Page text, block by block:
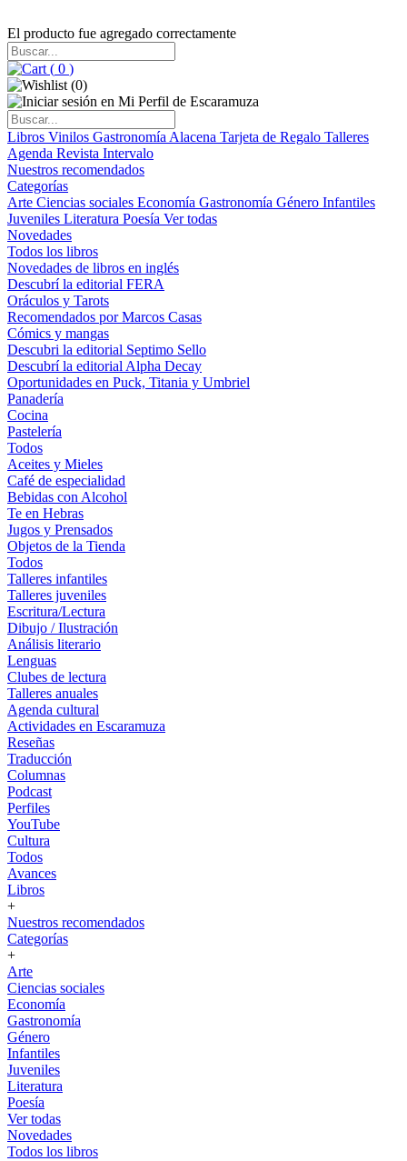
El producto fue agregado correctamente
( 0 )
(0)
Libros Vinilos Gastronomía Alacena Tarjeta de Regalo Talleres
Agenda Revista Intervalo
Nuestros recomendados
Categorías
Arte Ciencias sociales Economía Gastronomía Género Infantiles
Juveniles Literatura Poesía Ver todas
Novedades
Todos los libros
Novedades de libros en inglés
Descubrí la editorial FERA
Oráculos y Tarots
Recomendados por Marcos Casas
Cómics y mangas
Descubri la editorial Septimo Sello
Descubrí la editorial Alpha Decay
Oportunidades en Puck, Titania y Umbriel
Panadería
Cocina
Pastelería
Todos
Aceites y Mieles
Café de especialidad
Bebidas con Alcohol
Te en Hebras
Jugos y Prensados
Objetos de la Tienda
Todos
Talleres infantiles
Talleres juveniles
Escritura/Lectura
Dibujo / Ilustración
Análisis literario
Lenguas
Clubes de lectura
Talleres anuales
Agenda cultural
Actividades en Escaramuza
Reseñas
Traducción
Columnas
Podcast
Perfiles
YouTube
Cultura
Todos
Avances
Libros
+
Nuestros recomendados
Categorías
+
Arte
Ciencias sociales
Economía
Gastronomía
Género
Infantiles
Juveniles
Literatura
Poesía
Ver todas
Novedades
Todos los libros